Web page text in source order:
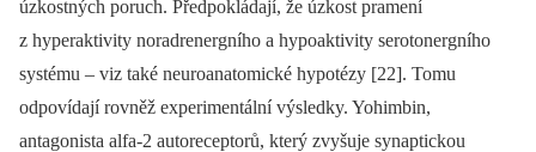
úzkostných poruch. Předpokládají, že úzkost pramení
z hyperaktivity noradrenergního a hypoaktivity serotonergního
systému –⁠ viz také neuroanatomické hypotézy [22]. Tomu
odpovídají rovněž experimentální výsledky. Yohimbin,
antagonista alfa‑2 autoreceptorů, který zvyšuje synaptickou